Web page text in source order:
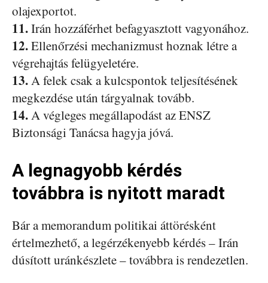
olajexportot.
11.Irán hozzáférhet befagyasztott vagyonához.
12.Ellenőrzési mechanizmust hoznak létre a
végrehajtás felügyeletére.
13.A felek csak a kulcspontok teljesítésének
megkezdése után tárgyalnak tovább.
14.A végleges megállapodást az ENSZ
Biztonsági Tanácsa hagyja jóvá.
A legnagyobb kérdés
továbbra is nyitott maradt
Bár a memorandum politikai áttörésként
értelmezhető, a legérzékenyebb kérdés – Irán
dúsított uránkészlete – továbbra is rendezetlen.